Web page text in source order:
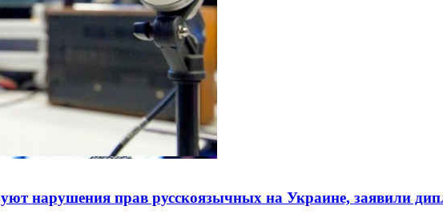
нарушения прав русскоязычных на Украине, заявили